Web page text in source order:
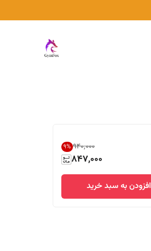
۹۴۰٬۰۰۰ 9%
847,000
افزودن به سبد خرید